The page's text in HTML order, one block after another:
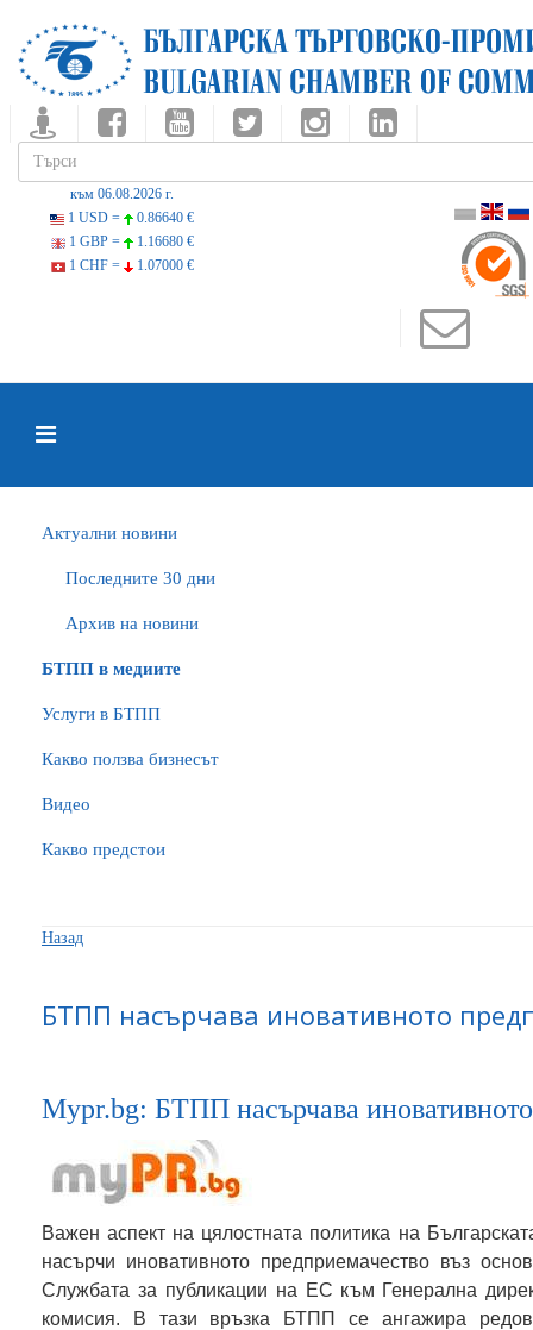
към 06.08.2026 г.
1 USD =
0.86640 €
1 GBP =
1.16680 €
1 CHF =
1.07000 €
Актуални новини
Последните 30 дни
Архив на новини
БTПП в медиите
Услуги в БТПП
Какво ползва бизнесът
Видео
Какво предстои
Назад
БТПП насърчава иновативното
Mypr.bg: БТПП насърчава
Важен аспект на цялостната политика на
насърчи иновативното предприемачество въз
Службата за публикации на ЕС към Генерална
комисия. В тази връзка БТПП се ангажира